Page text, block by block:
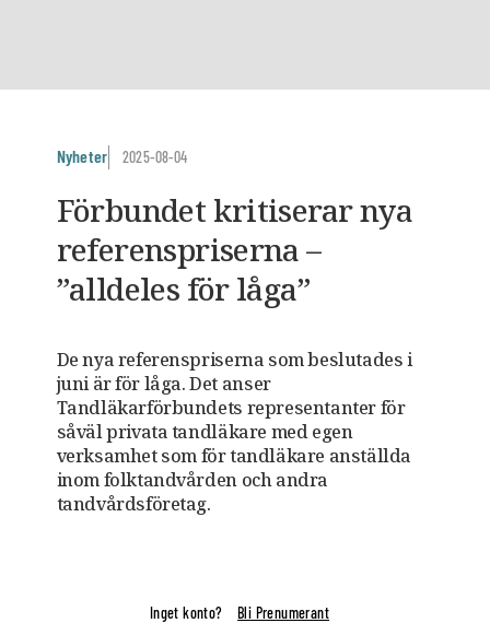
Nyheter 2025-08-04
Förbundet kritiserar nya
referenspriserna –
”alldeles för låga”
De nya referenspriserna som beslutades i
juni är för låga. Det anser
Tandläkarförbundets representanter för
såväl privata tandläkare med egen
verksamhet som för tandläkare anställda
inom folktandvården och andra
tandvårdsföretag.
Inget konto? Bli Prenumerant